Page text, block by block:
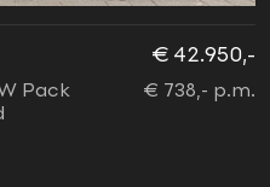
Pack
€ 42.950,-
€ 738,- p.m.